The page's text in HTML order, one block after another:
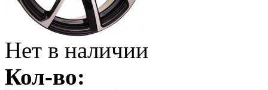
Нет в наличии
Кол-во: